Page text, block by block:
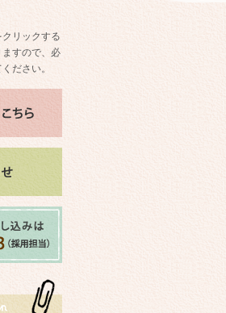
リックする
ますので、必
ださい。